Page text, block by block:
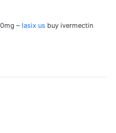
– lasix us buy ivermectin